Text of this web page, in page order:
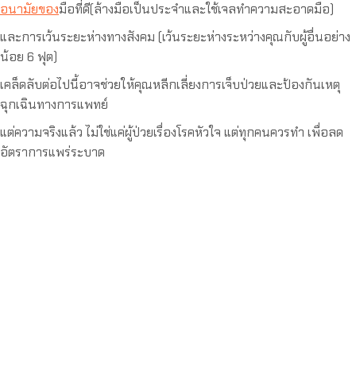
อนามัยของมือที่ดี(ล้างมือเป็นประจำและใช้เจลทำความสะอาดมือ)
และการเว้นระยะห่างทางสังคม (เว้นระยะห่างระหว่างคุณกับผู้อื่นอย่าง
น้อย 6 ฟุต)
เคล็ดลับต่อไปนี้อาจช่วยให้คุณหลีกเลี่ยงการเจ็บป่วยและป้องกันเหตุ
ฉุกเฉินทางการแพทย์
แต่ความจริงแล้ว ไม่ใช่แค่ผู้ป่วยเรื่องโรคหัวใจ แต่ทุกคนควรทำ เพื่อลด
อัตราการแพร่ระบาด